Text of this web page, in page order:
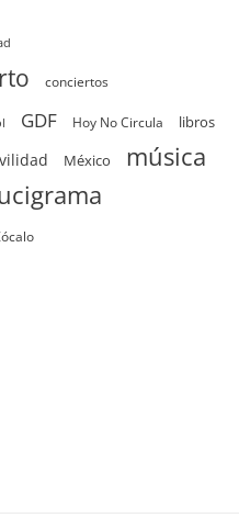
conciertos
GDF Hoy No Circula libros
México música